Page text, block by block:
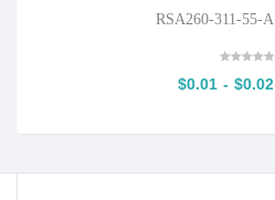
RSA260-311-55-A
$0.02 - $0.01